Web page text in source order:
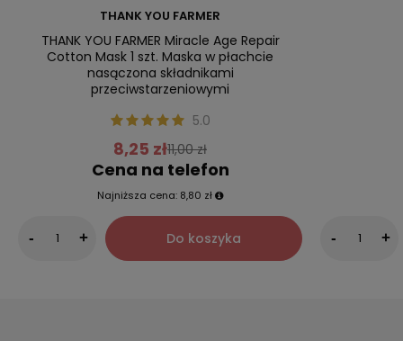
THANK YOU FARMER
THANK YOU FARMER Miracle Age Repair
Cotton Mask 1 szt. Maska w płachcie
nasączona składnikami
przeciwstarzeniowymi
5.0
8,25 zł11,00 zł
Cena na telefon
Najniższa cena: 8,80 zł
- + Do koszyka - +